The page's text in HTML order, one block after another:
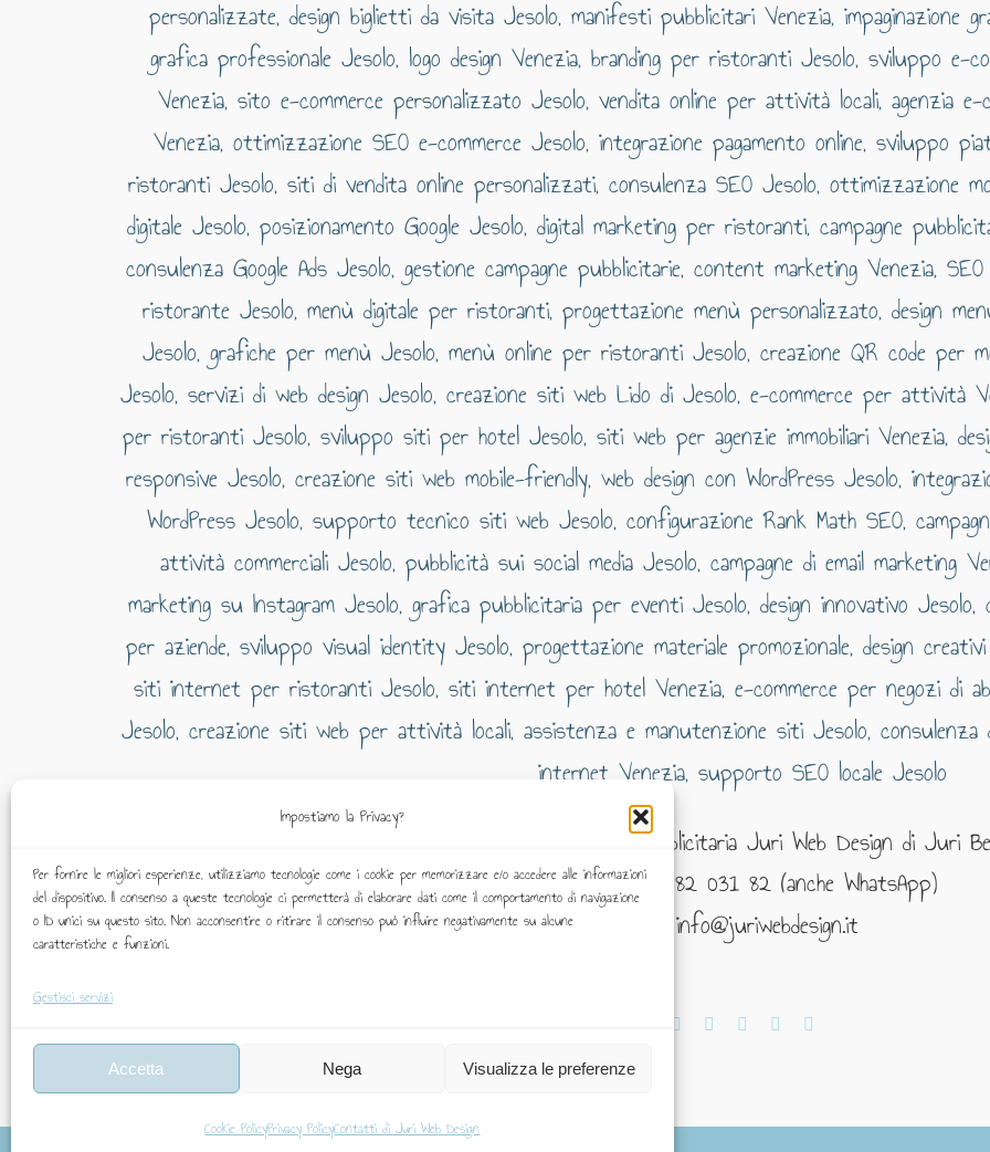
Impostiamo la Privacy?
Per fornire le migliori esperienze, utilizziamo tecnologie come i cookie per memorizzare e/o accedere alle informazioni
del dispositivo. Il consenso a queste tecnologie ci permetterà di elaborare dati come il comportamento di navigazione
o ID unici su questo sito. Non acconsentire o ritirare il consenso può influire negativamente su alcune
caratteristiche e funzioni.
Gestisci servizi
Accetta Nega Visualizza le preferenze
Cookie PolicyPrivacy PolicyContatti di Juri Web Design
Agenzia Web e Grafico Pubblicitaria Juri Web Design di Juri
Telefono: 393 82 031 82 (anche WhatsApp)
eMail: info@juriwebdesign.it